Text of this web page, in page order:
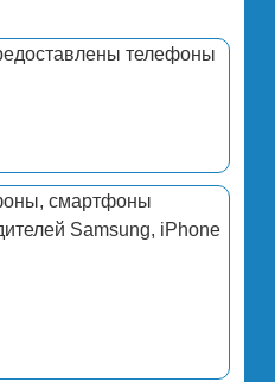
телефоны
смартфоны
Samsung, iPhone